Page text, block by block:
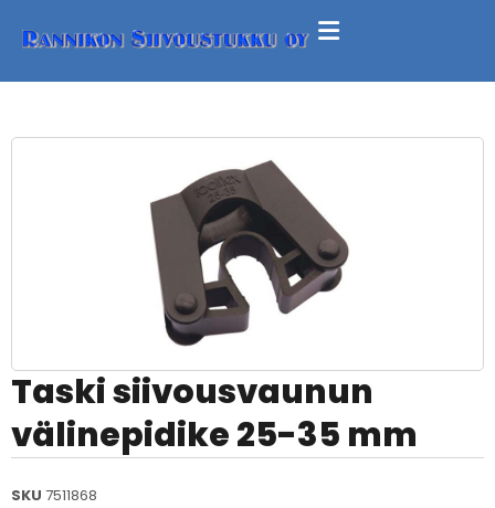
Taski siivousvaunun
välinepidike 25-35 mm
SKU 7511868